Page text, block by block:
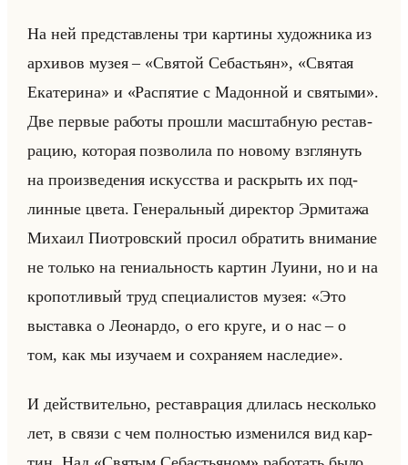
На ней пред­став­ле­ны три кар­ти­ны ху­дож­ни­ка из
ар­хи­вов музея – «Святой Себастьян», «Святая
Екатерина» и «Распятие с Мадонной и святыми».
Две пер­вые ра­бо­ты про­шли мас­штаб­ную ре­став­
ра­цию, ко­то­рая поз­во­ли­ла по но­во­му взгля­нуть
на про­из­ве­де­ния ис­кус­ства и рас­крыть их под­
лин­ные цвета. Ге­не­ральный ди­рек­тор Эр­ми­та­жа
Ми­ха­ил Пио­тров­ский про­сил об­ра­тить вни­ма­ние
не только на ге­ни­альность кар­тин Луини, но и на
кро­пот­ли­вый труд спе­ци­али­стов музея: «Это
выставка о Леонардо, о его круге, и о нас – о
том, как мы изучаем и сохраняем наследие».
И действи­тельно, ре­став­ра­ция дли­лась несколько
лет, в связи с чем пол­но­стью из­ме­нил­ся вид кар­